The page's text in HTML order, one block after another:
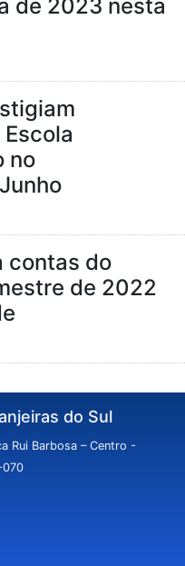
de 2023 nesta
no
contas do
de 2022
do Sul
Rui Barbosa – Centro -
070